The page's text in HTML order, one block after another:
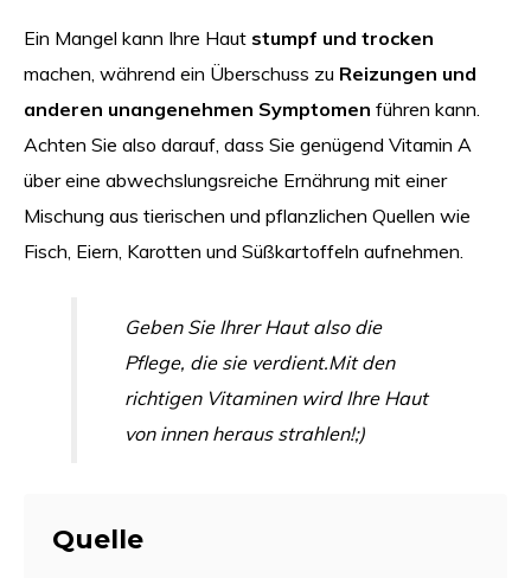
Ein Mangel kann Ihre Haut stumpf und trocken
machen, während ein Überschuss zu Reizungen und
anderen unangenehmen Symptomen führen kann.
Achten Sie also darauf, dass Sie genügend Vitamin A
über eine abwechslungsreiche Ernährung mit einer
Mischung aus tierischen und pflanzlichen Quellen wie
Fisch, Eiern, Karotten und Süßkartoffeln aufnehmen.
Geben Sie Ihrer Haut also die
Pflege, die sie verdient.Mit den
richtigen Vitaminen wird Ihre Haut
von innen heraus strahlen!;)
Quelle